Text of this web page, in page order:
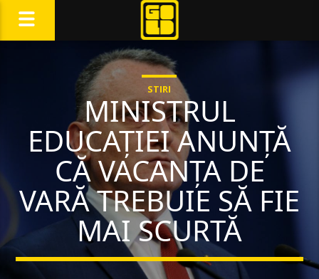
STIRI
MINISTRUL
EDUCAȚIEI ANUNȚĂ
CĂ VACANȚA DE
VARĂ TREBUIE SĂ FIE
MAI SCURTĂ